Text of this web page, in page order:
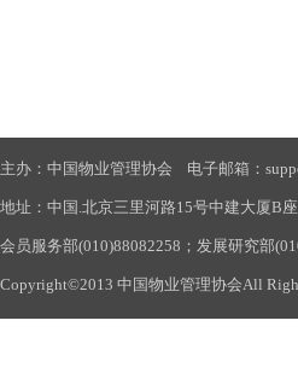
主办：中国物业管理协会 电子邮箱：
地址：中国.北京三里河路15号中建大厦B
会员服务部(010)88082258；发展研究部
Copyright©2013 中国物业管理协会All